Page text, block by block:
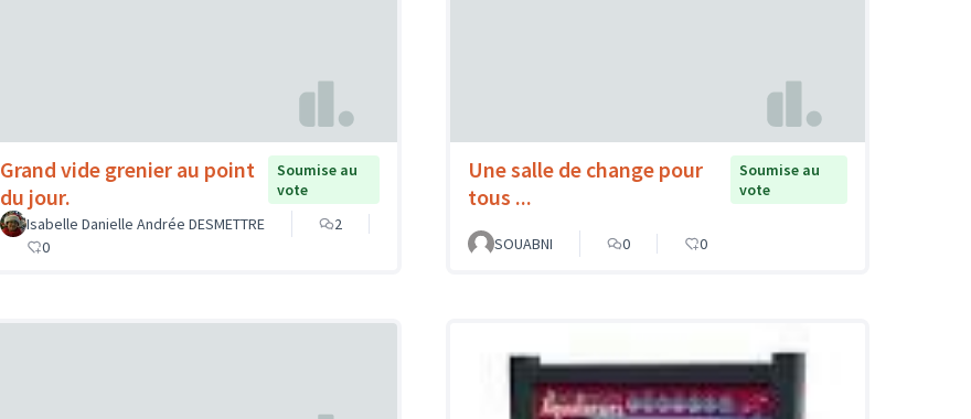
Grand vide grenier au point
du jour.
Soumise au
vote
Isabelle Danielle Andrée DESMETTRE
2
0
Une salle de change pour
tous ...
Soumise au
vote
SOUABNI 0 0